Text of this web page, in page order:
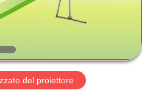
del proiettore